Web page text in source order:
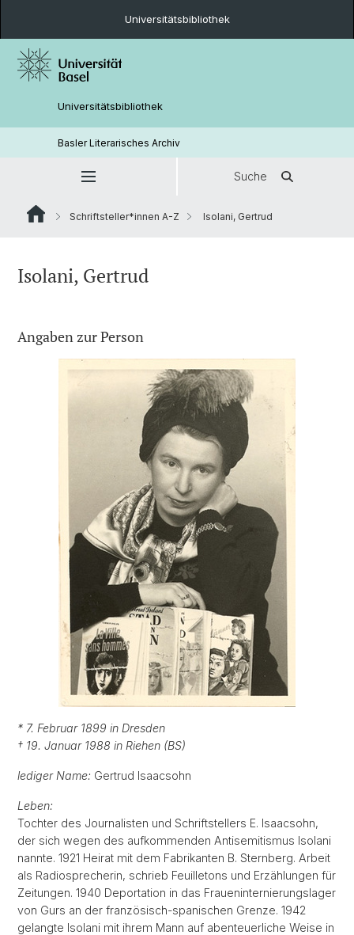
Universitätsbibliothek
Universitätsbibliothek
Basler Literarisches Archiv
Suche
Schriftsteller*innen A-Z Isolani, Gertrud
Isolani, Gertrud
Angaben zur Person
* 7. Februar 1899 in Dresden
† 19. Januar 1988 in Riehen (BS)
lediger Name: Gertrud Isaacsohn
Leben:
Tochter des Journalisten und Schriftstellers E. Isaacsohn,
der sich wegen des aufkommenden Antisemitismus Isolani
nannte. 1921 Heirat mit dem Fabrikanten B. Sternberg. Arbeit
als Radiosprecherin, schrieb Feuilletons und Erzählungen für
Zeitungen. 1940 Deportation in das Fraueninternierungslager
von Gurs an der französisch-spanischen Grenze. 1942
gelangte Isolani mit ihrem Mann auf abenteuerliche Weise in